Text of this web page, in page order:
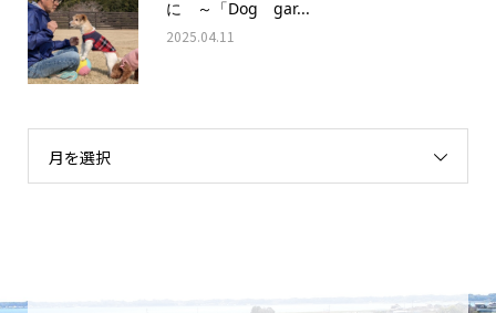
に ～「Dog gar...
2025.04.11
月を選択